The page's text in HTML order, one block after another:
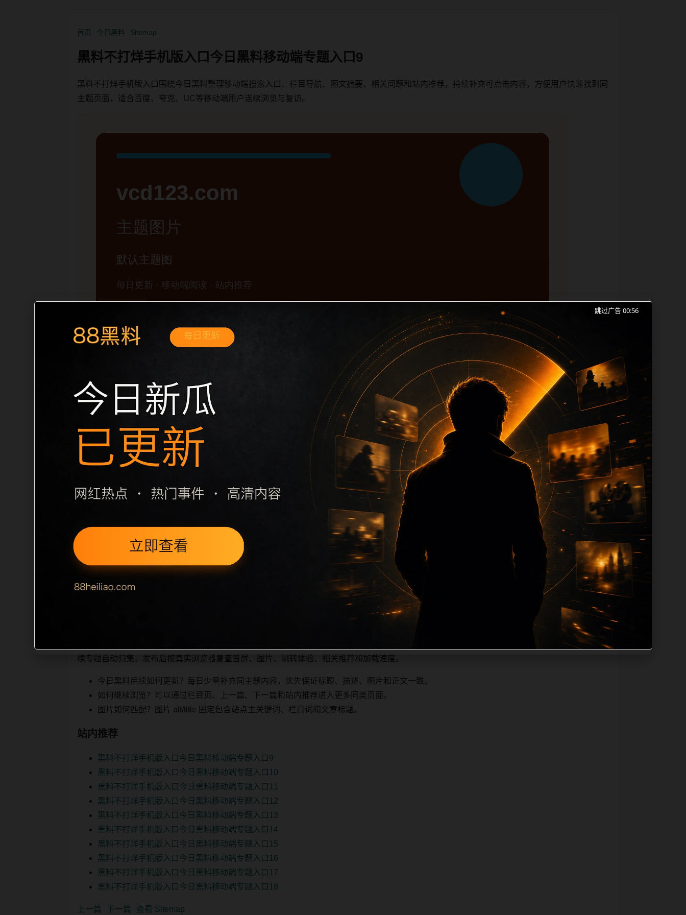
首页 今日黑料 Sitemap
黑料不打烊手机版入口今日黑料移动端专题入口9
黑料不打烊手机版入口围绕今日黑料整理移动端搜索入口、栏目导航、图文摘要、相关问题和站内推荐，持续补充可点击内容，方便用户快速找到同
主题页面，适合百度、夸克、UC等移动端用户连续浏览与复访。
黑料不打烊手机版入口今日黑料移动端专题入口9面向移动端用户的连续浏览场景整理，核心围绕黑料不打烊手机版入口、今日黑料和同类长尾需求
展开。页面先给出清晰主题，再把相关入口、同类推荐和上下文说明放在同一层级，减少用户来回搜索的成本。内容更新时优先保留真实可点击入
口、稳定标题、明确描述和本地主题图，避免只堆关键词而没有可读信息。第9篇内容用于补齐栏目深度，同时帮助 sitemap、栏目页、首页推荐形
成更自然的内链关系。图片说明统一绑定站点主关键词、栏目词和文章标题，让搜索引擎能够从标题、正文、图片 alt、title 之
栏目内容归集
间识别一致主题。后续每日采集时，建议继续执行远程图片本地化、坏图默认图兜底、标题去重和 description 长度过滤。如果同一主题下有多个相
近页面，应通过不同角度补充事件背景、访问场景、相关问题或专题入口，降低站群页面之间的重复感。页面底部保留同类推荐、上一篇下一篇和
sitemap 入口，保证重要页面点击深度尽量控制在三次以内。正文维护时可按用户搜索路径补充三类信息：入口是否稳定、同栏目还有哪些可继续阅
读、移动端打开时图片和摘要是否一致。每次新增内容后同步检查标题、description、canonical、主题图、alt、title和推荐链接，确保页面既能被搜
索引擎理解，也能让真实用户
顺着栏目继续浏览。同站连续更新时避免重复标题和重复首段，优先补充不同关键词、不同栏目词和不同问题角度。栏目页则保留清晰入口，方便后
续专题自动归集。发布后按真实浏览器复查首屏、图片、跳转体验、相关推荐和加载速度。
今日黑料后续如何更新？每日少量补充同主题内容，优先保证标题、描述、图片和正文一致。
如何继续浏览？可以通过栏目页、上一篇、下一篇和站内推荐进入更多同类页面。
图片如何匹配？图片 alt/title 固定包含站点主关键词、栏目词和文章标题。
站内推荐
黑料不打烊手机版入口今日黑料移动端专题入口9
黑料不打烊手机版入口今日黑料移动端专题入口10
黑料不打烊手机版入口今日黑料移动端专题入口11
黑料不打烊手机版入口今日黑料移动端专题入口12
黑料不打烊手机版入口今日黑料移动端专题入口13
黑料不打烊手机版入口今日黑料移动端专题入口14
黑料不打烊手机版入口今日黑料移动端专题入口15
黑料不打烊手机版入口今日黑料移动端专题入口16
黑料不打烊手机版入口今日黑料移动端专题入口17
黑料不打烊手机版入口今日黑料移动端专题入口18
上一篇 下一篇 查看 Sitemap
跳过广告 00:56